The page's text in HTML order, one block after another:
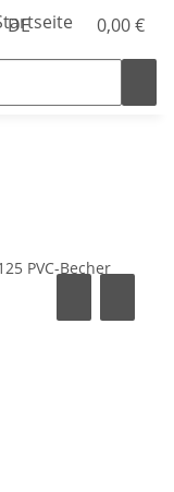
DE 0,00 €